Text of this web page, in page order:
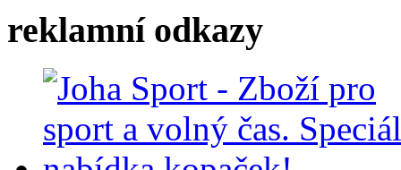
reklamní odkazy